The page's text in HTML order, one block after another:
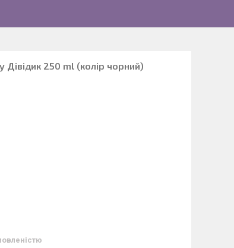
250 ml (колір чорний)